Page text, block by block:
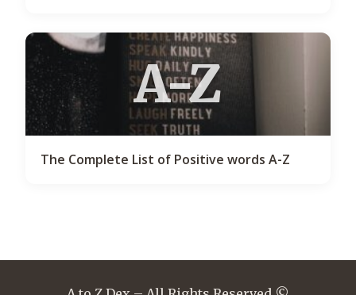
A-Z
The Complete List of Positive words A-Z